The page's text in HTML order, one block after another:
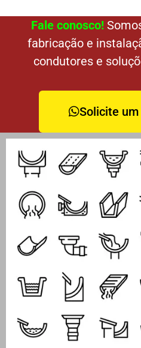
Fale conosco!
fabricação e
condutores e
Solicite